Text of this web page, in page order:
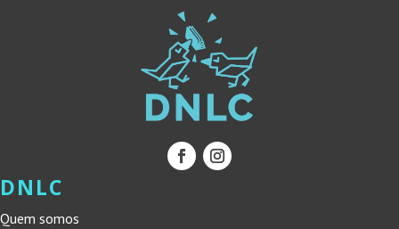
DNLC
Quem somos